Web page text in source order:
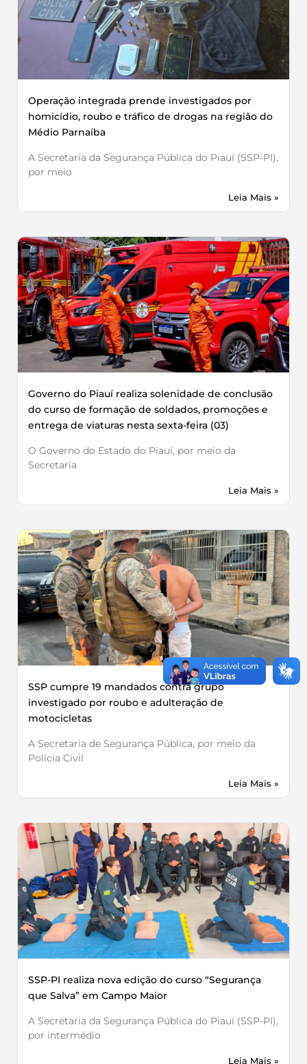
Operação integrada prende investigados por
homicídio, roubo e tráfico de drogas na região do
Médio Parnaíba
A Secretaria da Segurança Pública do Piauí (SSP-PI),
por meio
Leia Mais »
Governo do Piauí realiza solenidade de conclusão
do curso de formação de soldados, promoções e
entrega de viaturas nesta sexta-feira (03)
O Governo do Estado do Piauí, por meio da
Secretaria
Leia Mais »
SSP cumpre 19 mandados contra grupo
investigado por roubo e adulteração de
motocicletas
A Secretaria de Segurança Pública, por meio da
Polícia Civil
Leia Mais »
SSP-PI realiza nova edição do curso “Segurança
que Salva” em Campo Maior
A Secretaria da Segurança Pública do Piauí (SSP-PI),
por intermédio
Leia Mais »